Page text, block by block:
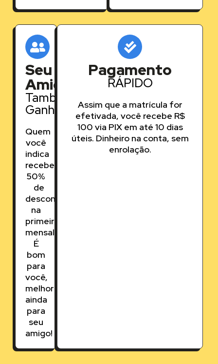
Seu
Amigo
Também
Ganha
Quem
você
indica
recebe
50%
de
desconto
na
primeira
mensalidade.
É
bom
para
você,
melhor
ainda
para
seu
amigo!
Pagamento
RÁPIDO
Assim que a matrícula for
efetivada, você recebe R$
100 via PIX em até 10 dias
úteis. Dinheiro na conta, sem
enrolação.